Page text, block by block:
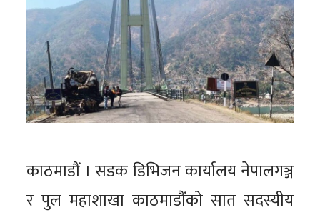
काठमाडौं । सडक डिभिजन कार्यालय नेपालगञ्ज
र पुल महाशाखा काठमाडौंको सात सदस्यीय